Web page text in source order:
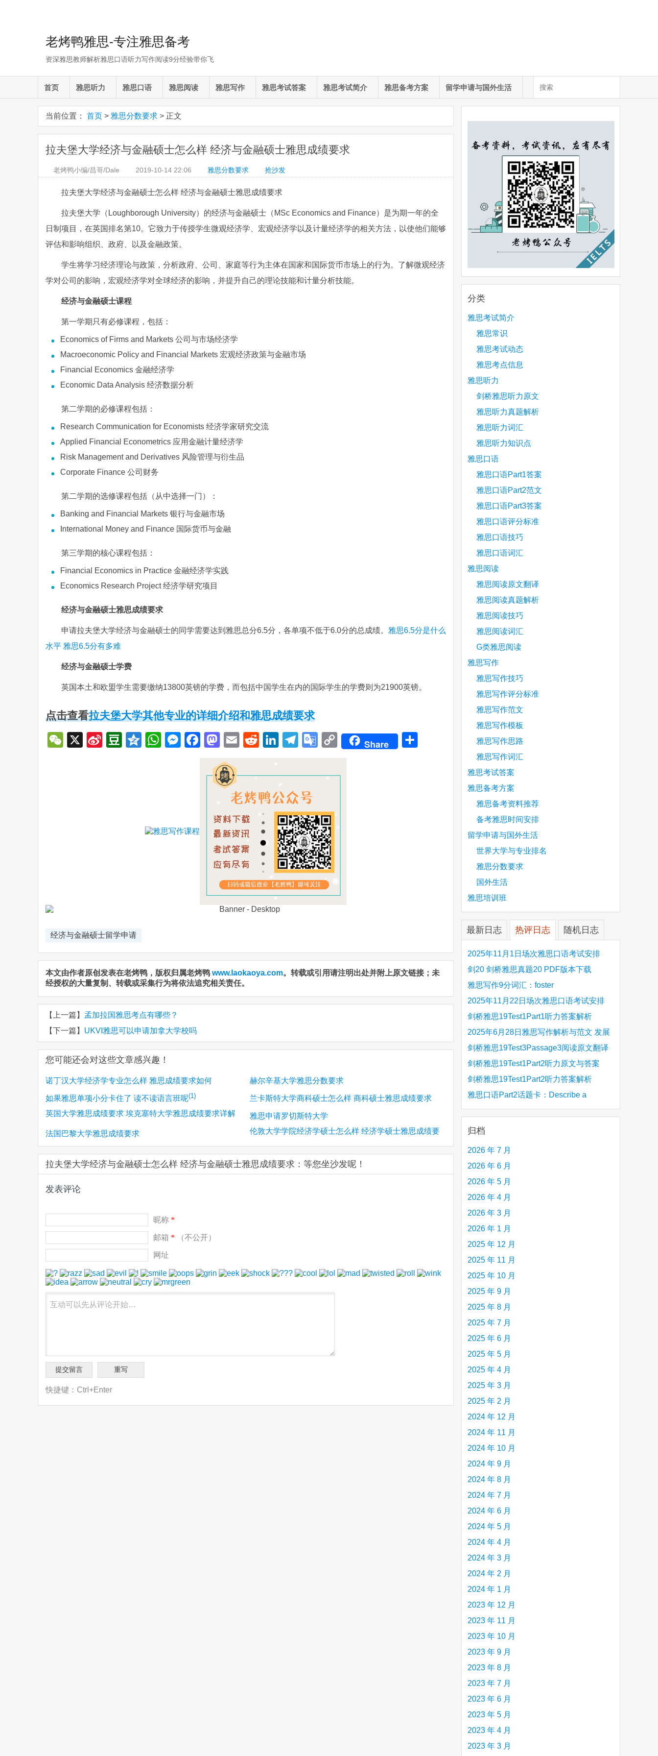
老烤鸭雅思-专注雅思备考
资深雅思教师解析雅思口语听力写作阅读9分经验带你飞
首页 雅思听力 雅思口语 雅思阅读 雅思写作 雅思考试答案 雅思考试简介 雅思备考方案 留学申请与国外生活
当前位置： 首页 > 雅思分数要求 > 正文
拉夫堡大学经济与金融硕士怎么样 经济与金融硕士雅思成绩要求
老烤鸭小编/昌哥/Dale 2019-10-14 22:06 雅思分数要求 抢沙发
拉夫堡大学经济与金融硕士怎么样 经济与金融硕士雅思成绩要求
拉夫堡大学（Loughborough University）的经济与金融硕士（MSc Economics and Finance）是为期一年的全
日制项目，在英国排名第10。它致力于传授学生微观经济学、宏观经济学以及计量经济学的相关方法，以使他们能够
评估和影响组织、政府、以及金融政策。
学生将学习经济理论与政策，分析政府、公司、家庭等行为主体在国家和国际货币市场上的行为。了解微观经济
学对公司的影响，宏观经济学对全球经济的影响，并提升自己的理论技能和计量分析技能。
经济与金融硕士课程
第一学期只有必修课程，包括：
Economics of Firms and Markets 公司与市场经济学
Macroeconomic Policy and Financial Markets 宏观经济政策与金融市场
Financial Economics 金融经济学
Economic Data Analysis 经济数据分析
第二学期的必修课程包括：
Research Communication for Economists 经济学家研究交流
Applied Financial Econometrics 应用金融计量经济学
Risk Management and Derivatives 风险管理与衍生品
Corporate Finance 公司财务
第二学期的选修课程包括（从中选择一门）：
Banking and Financial Markets 银行与金融市场
International Money and Finance 国际货币与金融
第三学期的核心课程包括：
Financial Economics in Practice 金融经济学实践
Economics Research Project 经济学研究项目
经济与金融硕士雅思成绩要求
申请拉夫堡大学经济与金融硕士的同学需要达到雅思总分6.5分，各单项不低于6.0分的总成绩。 雅思6.5分是什么
水平 雅思6.5分有多难
经济与金融硕士学费
英国本土和欧盟学生需要缴纳13800英镑的学费，而包括中国学生在内的国际学生的学费则为21900英镑。
点击查看拉夫堡大学其他专业的详细介绍和雅思成绩要求
WeChat
X
SinaDouban
QzoneWhatsApp
Messenger
Facebook
Mastodon
EmailRedditLinkedIn
Telegram
Google
CopyShare
经济与金融硕士留学申请
本文由作者原创发表在老烤鸭，版权归属老烤鸭 www.laokaoya.com。转载或引用请注明出处并附上原文链接；未
经授权的大量复制、转载或采集行为将依法追究相关责任。
【上一篇】 孟加拉国雅思考点有哪些？
【下一篇】 UKVI雅思可以申请加拿大学校吗
您可能还会对这些文章感兴趣！
诺丁汉大学经济学专业怎么样 雅思成绩要求如何 赫尔辛基大学雅思分数要求
如果雅思单项小分卡住了 读不读语言班呢(1)
兰卡斯特大学商科硕士怎么样 商科硕士雅思成绩要求
英国大学雅思成绩要求 埃克塞特大学雅思成绩要求详解
(1)
雅思申请罗切斯特大学
法国巴黎大学雅思成绩要求 伦敦大学学院经济学硕士怎么样 经济学硕士雅思成绩要
拉夫堡大学经济与金融硕士怎么样 经济与金融硕士雅思成绩要求：等您坐沙发呢！
发表评论
昵称 *
邮箱 * （不公开）
网址
快捷键：Ctrl+Enter
分类
雅思考试简介
雅思常识
雅思考试动态
雅思考点信息
雅思听力
剑桥雅思听力原文
雅思听力真题解析
雅思听力词汇
雅思听力知识点
雅思口语
雅思口语Part1答案
雅思口语Part2范文
雅思口语Part3答案
雅思口语评分标准
雅思口语技巧
雅思口语词汇
雅思阅读
雅思阅读原文翻译
雅思阅读真题解析
雅思阅读技巧
雅思阅读词汇
G类雅思阅读
雅思写作
雅思写作技巧
雅思写作评分标准
雅思写作范文
雅思写作模板
雅思写作思路
雅思写作词汇
雅思考试答案
雅思备考方案
雅思备考资料推荐
备考雅思时间安排
留学申请与国外生活
世界大学与专业排名
雅思分数要求
国外生活
雅思培训班
最新日志 热评日志 随机日志
2025年11月1日场次雅思口语考试安排
剑20 剑桥雅思真题20 PDF版本下载
雅思写作9分词汇：foster
2025年11月22日场次雅思口语考试安排
剑桥雅思19Test1Part1听力答案解析
Hinchingbrooke Country Park
2025年6月28日雅思写作解析与范文 发展
旅游业 手把手带你写高分范文
剑桥雅思19Test3Passage3阅读原文翻译
Is the era of artificial speech translation
upon us 人工智能语言翻译
剑桥雅思19Test1Part2听力原文与答案
Stanthorpe Twinning Association
剑桥雅思19Test1Part2听力答案解析
Stanthorpe Twinning Association
雅思口语Part2话题卡：Describe a
creative person (e.g. an artist, a musician,
etc.) you admire 钦佩的有创造力的人
归档
2026 年 7 月
2026 年 6 月
2026 年 5 月
2026 年 4 月
2026 年 3 月
2026 年 1 月
2025 年 12 月
2025 年 11 月
2025 年 10 月
2025 年 9 月
2025 年 8 月
2025 年 7 月
2025 年 6 月
2025 年 5 月
2025 年 4 月
2025 年 3 月
2025 年 2 月
2024 年 12 月
2024 年 11 月
2024 年 10 月
2024 年 9 月
2024 年 8 月
2024 年 7 月
2024 年 6 月
2024 年 5 月
2024 年 4 月
2024 年 3 月
2024 年 2 月
2024 年 1 月
2023 年 12 月
2023 年 11 月
2023 年 10 月
2023 年 9 月
2023 年 8 月
2023 年 7 月
2023 年 6 月
2023 年 5 月
2023 年 4 月
2023 年 3 月